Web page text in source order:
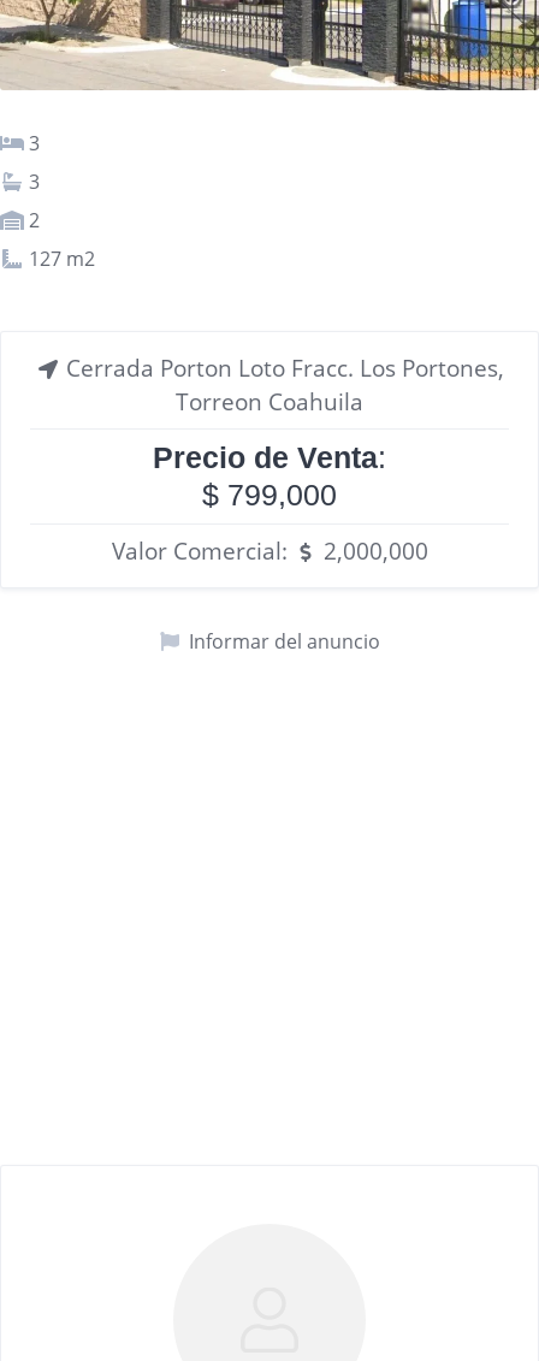
3
3
2
127 m2
Cerrada Porton Loto Fracc. Los Portones,
Torreon Coahuila
Precio de Venta:
$ 799,000
Valor Comercial: 2,000,000
Informar del anuncio